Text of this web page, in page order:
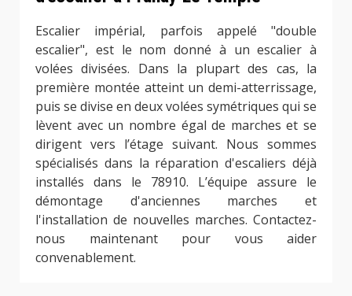
Escalier impérial, parfois appelé "double
escalier", est le nom donné à un escalier à
volées divisées. Dans la plupart des cas, la
première montée atteint un demi-atterrissage,
puis se divise en deux volées symétriques qui se
lèvent avec un nombre égal de marches et se
dirigent vers l’étage suivant. Nous sommes
spécialisés dans la réparation d'escaliers déjà
installés dans le 78910. L’équipe assure le
démontage d'anciennes marches et
l'installation de nouvelles marches. Contactez-
nous maintenant pour vous aider
convenablement.